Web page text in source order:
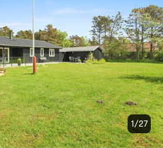
1/27